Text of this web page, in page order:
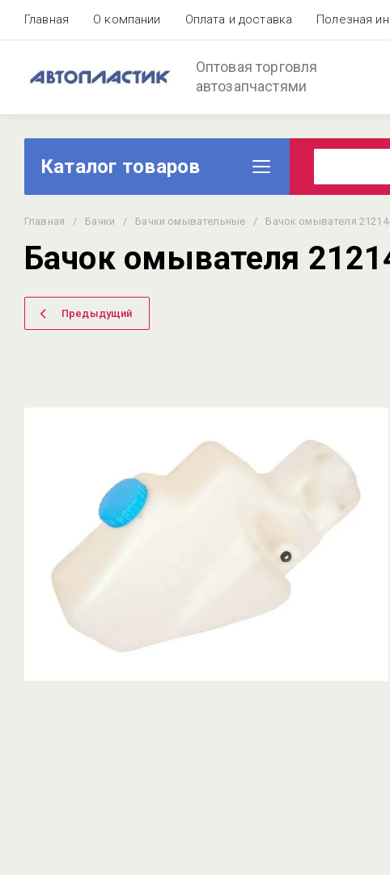
Главная О компании Оплата и доставка Полезная
Оптовая торговля
автозапчастями
Каталог товаров
Главная / Бачки / Бачки омывательные / Бачок омывателя
Бачок омывателя
Предыдущий